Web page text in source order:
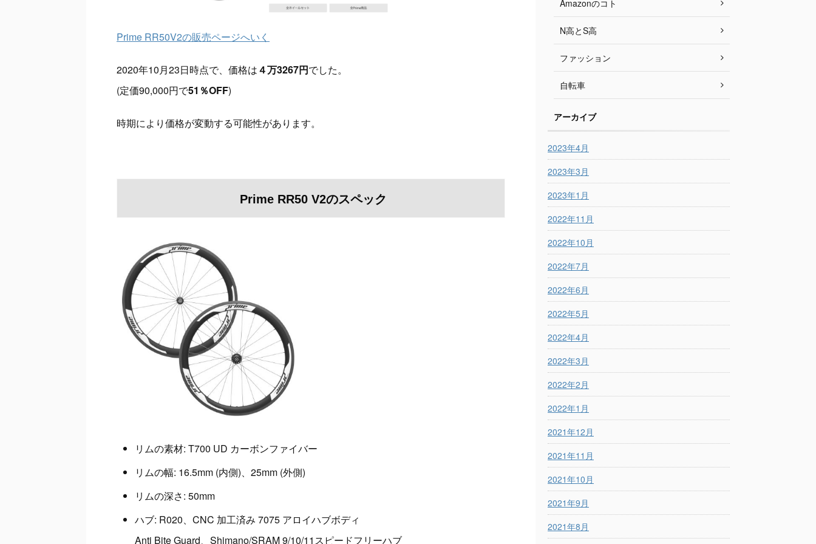
Prime RR50V2の販売ページへいく
2020年10月23日時点で、価格は４万3267円でした。
(定価90,000円で51％OFF)
時期により価格が変動する可能性があります。
Prime RR50 V2のスペック
リムの素材: T700 UD カーボンファイバー
リムの幅: 16.5mm (内側)、25mm (外側)
リムの深さ: 50mm
ハブ: R020、CNC 加工済み 7075 アロイハブボディ
Anti Bite Guard、Shimano/SRAM 9/10/11スピードフリーハブ
Amazonのコト
N高とS高
ファッション
自転車
アーカイブ
2023年4月
2023年3月
2023年1月
2022年11月
2022年10月
2022年7月
2022年6月
2022年5月
2022年4月
2022年3月
2022年2月
2022年1月
2021年12月
2021年11月
2021年10月
2021年9月
2021年8月